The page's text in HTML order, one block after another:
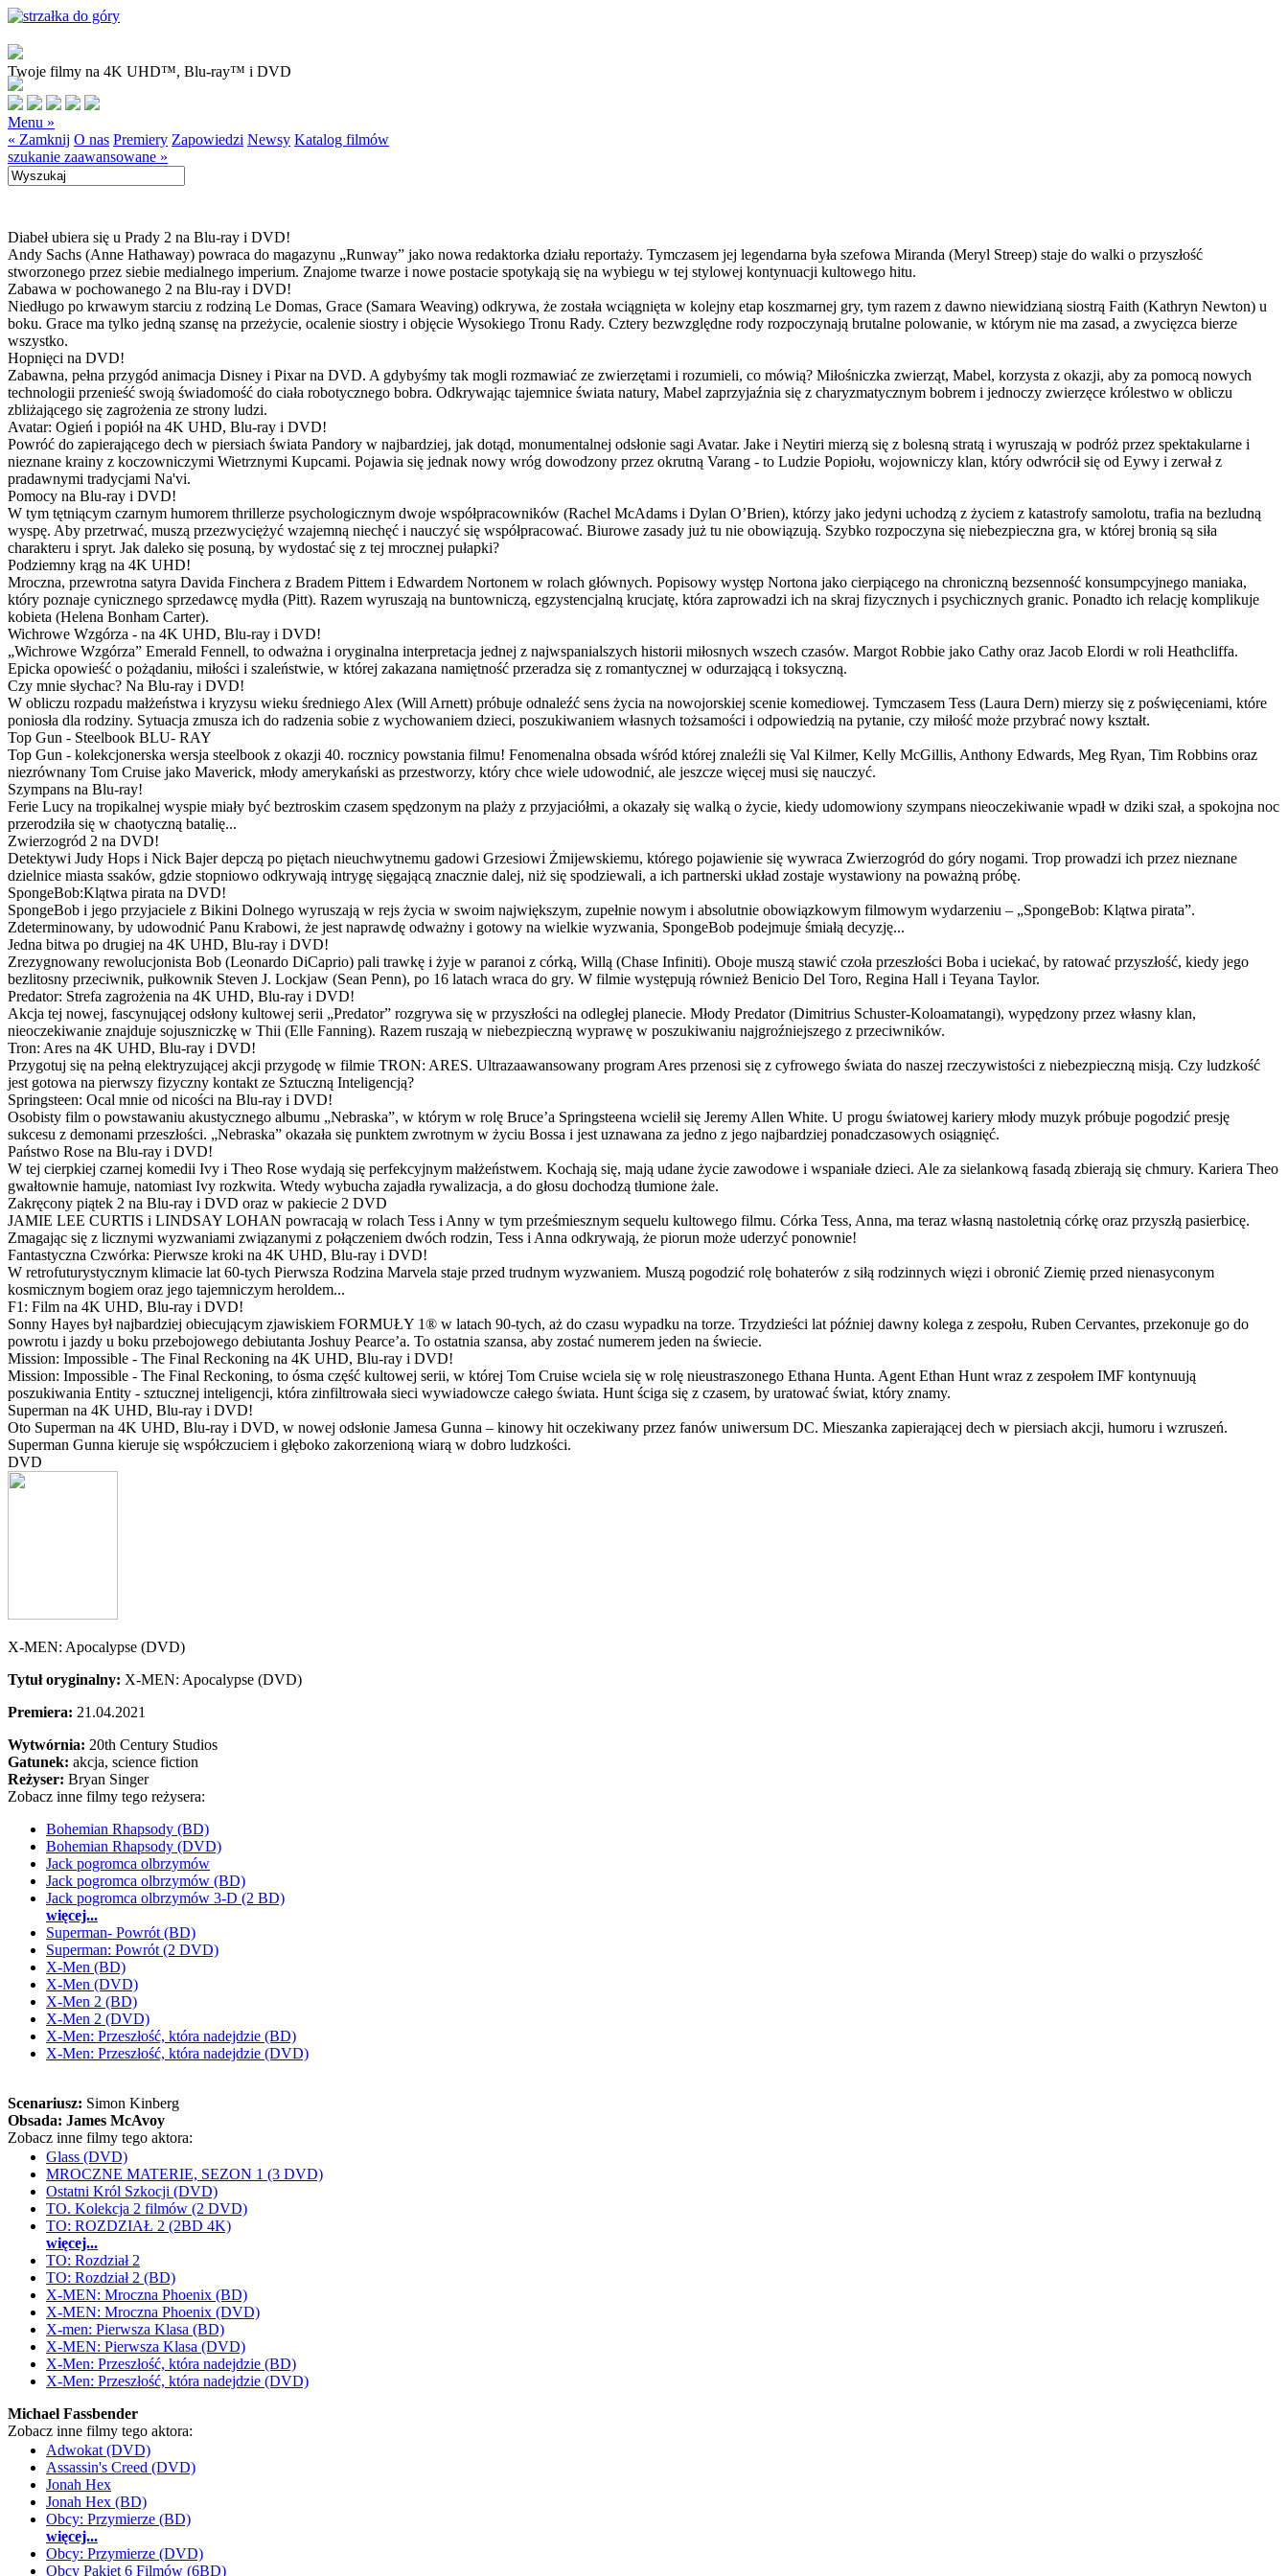
Twoje filmy na 4K UHD™, Blu-ray™ i DVD
Menu »
« Zamknij O nas Premiery Zapowiedzi Newsy Katalog filmów
szukanie zaawansowane »
Diabeł ubiera się u Prady 2 na Blu-ray i DVD!
Andy Sachs (Anne Hathaway) powraca do magazynu „Runway” jako nowa redaktorka działu reportaży. Tymczasem jej legendarna była szefowa Miranda (Meryl Streep) staje do walki o przyszłość
stworzonego przez siebie medialnego imperium. Znajome twarze i nowe postacie spotykają się na wybiegu w tej stylowej kontynuacji kultowego hitu.
Zabawa w pochowanego 2 na Blu-ray i DVD!
Niedługo po krwawym starciu z rodziną Le Domas, Grace (Samara Weaving) odkrywa, że została wciągnięta w kolejny etap koszmarnej gry, tym razem z dawno niewidzianą siostrą Faith (Kathryn Newton) u
boku. Grace ma tylko jedną szansę na przeżycie, ocalenie siostry i objęcie Wysokiego Tronu Rady. Cztery bezwzględne rody rozpoczynają brutalne polowanie, w którym nie ma zasad, a zwycięzca bierze
wszystko.
Hopnięci na DVD!
Zabawna, pełna przygód animacja Disney i Pixar na DVD. A gdybyśmy tak mogli rozmawiać ze zwierzętami i rozumieli, co mówią? Miłośniczka zwierząt, Mabel, korzysta z okazji, aby za pomocą nowych
technologii przenieść swoją świadomość do ciała robotycznego bobra. Odkrywając tajemnice świata natury, Mabel zaprzyjaźnia się z charyzmatycznym bobrem i jednoczy zwierzęce królestwo w obliczu
zbliżającego się zagrożenia ze strony ludzi.
Avatar: Ogień i popiół na 4K UHD, Blu-ray i DVD!
Powróć do zapierającego dech w piersiach świata Pandory w najbardziej, jak dotąd, monumentalnej odsłonie sagi Avatar. Jake i Neytiri mierzą się z bolesną stratą i wyruszają w podróż przez spektakularne i
nieznane krainy z koczowniczymi Wietrznymi Kupcami. Pojawia się jednak nowy wróg dowodzony przez okrutną Varang - to Ludzie Popiołu, wojowniczy klan, który odwrócił się od Eywy i zerwał z
pradawnymi tradycjami Na'vi.
Pomocy na Blu-ray i DVD!
W tym tętniącym czarnym humorem thrillerze psychologicznym dwoje współpracowników (Rachel McAdams i Dylan O’Brien), którzy jako jedyni uchodzą z życiem z katastrofy samolotu, trafia na bezludną
wyspę. Aby przetrwać, muszą przezwyciężyć wzajemną niechęć i nauczyć się współpracować. Biurowe zasady już tu nie obowiązują. Szybko rozpoczyna się niebezpieczna gra, w której bronią są siła
charakteru i spryt. Jak daleko się posuną, by wydostać się z tej mrocznej pułapki?
Podziemny krąg na 4K UHD!
Mroczna, przewrotna satyra Davida Finchera z Bradem Pittem i Edwardem Nortonem w rolach głównych. Popisowy występ Nortona jako cierpiącego na chroniczną bezsenność konsumpcyjnego maniaka,
który poznaje cynicznego sprzedawcę mydła (Pitt). Razem wyruszają na buntowniczą, egzystencjalną krucjatę, która zaprowadzi ich na skraj fizycznych i psychicznych granic. Ponadto ich relację komplikuje
kobieta (Helena Bonham Carter).
Wichrowe Wzgórza - na 4K UHD, Blu-ray i DVD!
„Wichrowe Wzgórza” Emerald Fennell, to odważna i oryginalna interpretacja jednej z najwspanialszych historii miłosnych wszech czasów. Margot Robbie jako Cathy oraz Jacob Elordi w roli Heathcliffa.
Epicka opowieść o pożądaniu, miłości i szaleństwie, w której zakazana namiętność przeradza się z romantycznej w odurzającą i toksyczną.
Czy mnie słychac? Na Blu-ray i DVD!
W obliczu rozpadu małżeństwa i kryzysu wieku średniego Alex (Will Arnett) próbuje odnaleźć sens życia na nowojorskiej scenie komediowej. Tymczasem Tess (Laura Dern) mierzy się z poświęceniami, które
poniosła dla rodziny. Sytuacja zmusza ich do radzenia sobie z wychowaniem dzieci, poszukiwaniem własnych tożsamości i odpowiedzią na pytanie, czy miłość może przybrać nowy kształt.
Top Gun - Steelbook BLU- RAY
Top Gun - kolekcjonerska wersja steelbook z okazji 40. rocznicy powstania filmu! Fenomenalna obsada wśród której znaleźli się Val Kilmer, Kelly McGillis, Anthony Edwards, Meg Ryan, Tim Robbins oraz
niezrównany Tom Cruise jako Maverick, młody amerykański as przestworzy, który chce wiele udowodnić, ale jeszcze więcej musi się nauczyć.
Szympans na Blu-ray!
Ferie Lucy na tropikalnej wyspie miały być beztroskim czasem spędzonym na plaży z przyjaciółmi, a okazały się walką o życie, kiedy udomowiony szympans nieoczekiwanie wpadł w dziki szał, a spokojna noc
przerodziła się w chaotyczną batalię...
Zwierzogród 2 na DVD!
Detektywi Judy Hops i Nick Bajer depczą po piętach nieuchwytnemu gadowi Grzesiowi Żmijewskiemu, którego pojawienie się wywraca Zwierzogród do góry nogami. Trop prowadzi ich przez nieznane
dzielnice miasta ssaków, gdzie stopniowo odkrywają intrygę sięgającą znacznie dalej, niż się spodziewali, a ich partnerski układ zostaje wystawiony na poważną próbę.
SpongeBob:Klątwa pirata na DVD!
SpongeBob i jego przyjaciele z Bikini Dolnego wyruszają w rejs życia w swoim największym, zupełnie nowym i absolutnie obowiązkowym filmowym wydarzeniu – „SpongeBob: Klątwa pirata”.
Zdeterminowany, by udowodnić Panu Krabowi, że jest naprawdę odważny i gotowy na wielkie wyzwania, SpongeBob podejmuje śmiałą decyzję...
Jedna bitwa po drugiej na 4K UHD, Blu-ray i DVD!
Zrezygnowany rewolucjonista Bob (Leonardo DiCaprio) pali trawkę i żyje w paranoi z córką, Willą (Chase Infiniti). Oboje muszą stawić czoła przeszłości Boba i uciekać, by ratować przyszłość, kiedy jego
bezlitosny przeciwnik, pułkownik Steven J. Lockjaw (Sean Penn), po 16 latach wraca do gry. W filmie występują również Benicio Del Toro, Regina Hall i Teyana Taylor.
Predator: Strefa zagrożenia na 4K UHD, Blu-ray i DVD!
Akcja tej nowej, fascynującej odsłony kultowej serii „Predator” rozgrywa się w przyszłości na odległej planecie. Młody Predator (Dimitrius Schuster-Koloamatangi), wypędzony przez własny klan,
nieoczekiwanie znajduje sojuszniczkę w Thii (Elle Fanning). Razem ruszają w niebezpieczną wyprawę w poszukiwaniu najgroźniejszego z przeciwników.
Tron: Ares na 4K UHD, Blu-ray i DVD!
Przygotuj się na pełną elektryzującej akcji przygodę w filmie TRON: ARES. Ultrazaawansowany program Ares przenosi się z cyfrowego świata do naszej rzeczywistości z niebezpieczną misją. Czy ludzkość
jest gotowa na pierwszy fizyczny kontakt ze Sztuczną Inteligencją?
Springsteen: Ocal mnie od nicości na Blu-ray i DVD!
Osobisty film o powstawaniu akustycznego albumu „Nebraska”, w którym w rolę Bruce’a Springsteena wcielił się Jeremy Allen White. U progu światowej kariery młody muzyk próbuje pogodzić presję
sukcesu z demonami przeszłości. „Nebraska” okazała się punktem zwrotnym w życiu Bossa i jest uznawana za jedno z jego najbardziej ponadczasowych osiągnięć.
Państwo Rose na Blu-ray i DVD!
W tej cierpkiej czarnej komedii Ivy i Theo Rose wydają się perfekcyjnym małżeństwem. Kochają się, mają udane życie zawodowe i wspaniałe dzieci. Ale za sielankową fasadą zbierają się chmury. Kariera Theo
gwałtownie hamuje, natomiast Ivy rozkwita. Wtedy wybucha zajadła rywalizacja, a do głosu dochodzą tłumione żale.
Zakręcony piątek 2 na Blu-ray i DVD oraz w pakiecie 2 DVD
JAMIE LEE CURTIS i LINDSAY LOHAN powracają w rolach Tess i Anny w tym prześmiesznym sequelu kultowego filmu. Córka Tess, Anna, ma teraz własną nastoletnią córkę oraz przyszłą pasierbicę.
Zmagając się z licznymi wyzwaniami związanymi z połączeniem dwóch rodzin, Tess i Anna odkrywają, że piorun może uderzyć ponownie!
Fantastyczna Czwórka: Pierwsze kroki na 4K UHD, Blu-ray i DVD!
W retrofuturystycznym klimacie lat 60-tych Pierwsza Rodzina Marvela staje przed trudnym wyzwaniem. Muszą pogodzić rolę bohaterów z siłą rodzinnych więzi i obronić Ziemię przed nienasyconym
kosmicznym bogiem oraz jego tajemniczym heroldem...
F1: Film na 4K UHD, Blu-ray i DVD!
Sonny Hayes był najbardziej obiecującym zjawiskiem FORMUŁY 1® w latach 90-tych, aż do czasu wypadku na torze. Trzydzieści lat później dawny kolega z zespołu, Ruben Cervantes, przekonuje go do
powrotu i jazdy u boku przebojowego debiutanta Joshuy Pearce’a. To ostatnia szansa, aby zostać numerem jeden na świecie.
Mission: Impossible - The Final Reckoning na 4K UHD, Blu-ray i DVD!
Mission: Impossible - The Final Reckoning, to ósma część kultowej serii, w której Tom Cruise wciela się w rolę nieustraszonego Ethana Hunta. Agent Ethan Hunt wraz z zespołem IMF kontynuują
poszukiwania Entity - sztucznej inteligencji, która zinfiltrowała sieci wywiadowcze całego świata. Hunt ściga się z czasem, by uratować świat, który znamy.
Superman na 4K UHD, Blu-ray i DVD!
Oto Superman na 4K UHD, Blu-ray i DVD, w nowej odsłonie Jamesa Gunna – kinowy hit oczekiwany przez fanów uniwersum DC. Mieszanka zapierającej dech w piersiach akcji, humoru i wzruszeń.
Superman Gunna kieruje się współczuciem i głęboko zakorzenioną wiarą w dobro ludzkości.
DVD
X-MEN: Apocalypse (DVD)
Tytuł oryginalny: X-MEN: Apocalypse (DVD)
Premiera: 21.04.2021
Wytwórnia: 20th Century Studios
Gatunek: akcja, science fiction
Reżyser: Bryan Singer
Zobacz inne filmy tego reżysera:
Bohemian Rhapsody (BD)
Bohemian Rhapsody (DVD)
Jack pogromca olbrzymów
Jack pogromca olbrzymów (BD)
Jack pogromca olbrzymów 3-D (2 BD)
więcej...
Superman- Powrót (BD)
Superman: Powrót (2 DVD)
X-Men (BD)
X-Men (DVD)
X-Men 2 (BD)
X-Men 2 (DVD)
X-Men: Przeszłość, która nadejdzie (BD)
X-Men: Przeszłość, która nadejdzie (DVD)
Scenariusz: Simon Kinberg
Obsada: James McAvoy
Zobacz inne filmy tego aktora:
Glass (DVD)
MROCZNE MATERIE, SEZON 1 (3 DVD)
Ostatni Król Szkocji (DVD)
TO. Kolekcja 2 filmów (2 DVD)
TO: ROZDZIAŁ 2 (2BD 4K)
więcej...
TO: Rozdział 2
TO: Rozdział 2 (BD)
X-MEN: Mroczna Phoenix (BD)
X-MEN: Mroczna Phoenix (DVD)
X-men: Pierwsza Klasa (BD)
X-MEN: Pierwsza Klasa (DVD)
X-Men: Przeszłość, która nadejdzie (BD)
X-Men: Przeszłość, która nadejdzie (DVD)
Michael Fassbender
Zobacz inne filmy tego aktora:
Adwokat (DVD)
Assassin's Creed (DVD)
Jonah Hex
Jonah Hex (BD)
Obcy: Przymierze (BD)
więcej...
Obcy: Przymierze (DVD)
Obcy Pakiet 6 Filmów (6BD)